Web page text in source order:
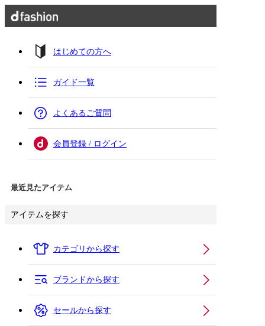
はじめての方へ
ガイド一覧
よくあるご質問
会員登録 / ログイン
最近見たアイテム
アイテムを探す
カテゴリから探す
ブランドから探す
セールから探す